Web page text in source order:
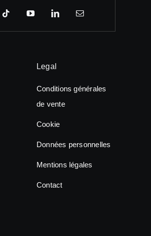
Legal
Conditions générales
de vente
Cookie
Données personnelles
Mentions légales
Contact